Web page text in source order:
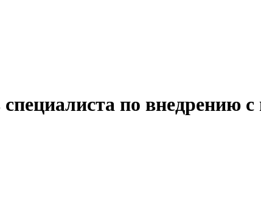
по внедрению